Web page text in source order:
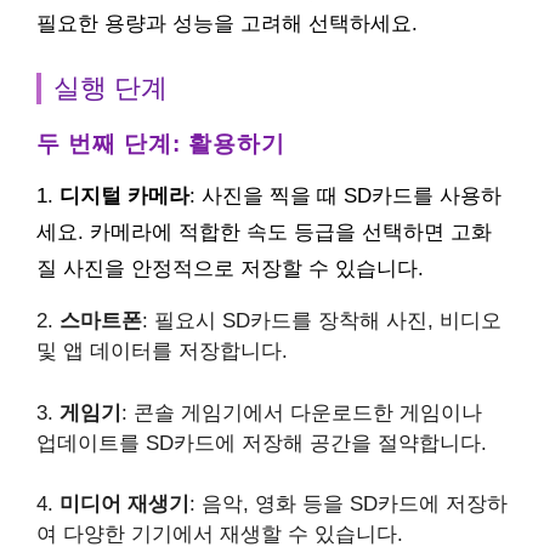
필요한 용량과 성능을 고려해 선택하세요.
실행 단계
두 번째 단계: 활용하기
1. 디지털 카메라: 사진을 찍을 때 SD카드를 사용하
세요. 카메라에 적합한 속도 등급을 선택하면 고화
질 사진을 안정적으로 저장할 수 있습니다.
2. 스마트폰: 필요시 SD카드를 장착해 사진, 비디오
및 앱 데이터를 저장합니다.
3. 게임기 : 콘솔 게임기에서 다운로드한 게임이나
업데이트를 SD카드에 저장해 공간을 절약합니다.
4. 미디어 재생기 : 음악, 영화 등을 SD카드에 저장하
여 다양한 기기에서 재생할 수 있습니다.